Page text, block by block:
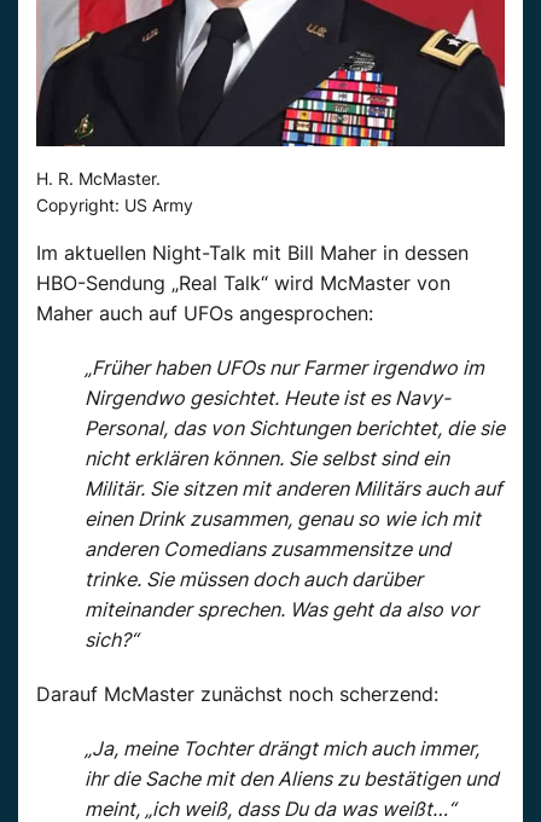
H. R. McMaster.
Copyright: US Army
Im aktuellen Night-Talk mit Bill Maher in dessen
HBO-Sendung „Real Talk“ wird McMaster von
Maher auch auf UFOs angesprochen:
„Früher haben UFOs nur Farmer irgendwo im
Nirgendwo gesichtet. Heute ist es Navy-
Personal, das von Sichtungen berichtet, die sie
nicht erklären können. Sie selbst sind ein
Militär. Sie sitzen mit anderen Militärs auch auf
einen Drink zusammen, genau so wie ich mit
anderen Comedians zusammensitze und
trinke. Sie müssen doch auch darüber
miteinander sprechen. Was geht da also vor
sich?“
Darauf McMaster zunächst noch scherzend:
„Ja, meine Tochter drängt mich auch immer,
ihr die Sache mit den Aliens zu bestätigen und
meint, „ich weiß, dass Du da was weißt…“